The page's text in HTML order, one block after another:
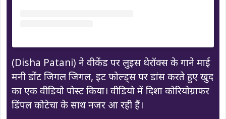
(Disha Patani) ने वीकेंड पर लुइस थेरॉक्स के गाने माई
मनी डोंट जिगल जिगल, इट फोल्ड्स पर डांस करते हुए खुद
का एक वीडियो पोस्ट किया। वीडियो में दिशा कोरियोग्राफर
डिंपल कोटेचा के साथ नजर आ रही हैं।